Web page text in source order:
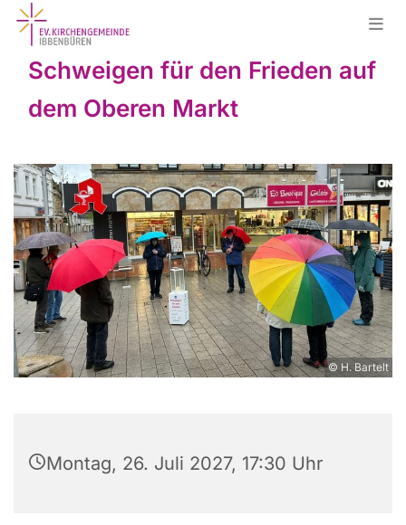
Schweigen für den Frieden auf
dem Oberen Markt
© H. Bartelt
Montag, 26. Juli 2027, 17:30 Uhr